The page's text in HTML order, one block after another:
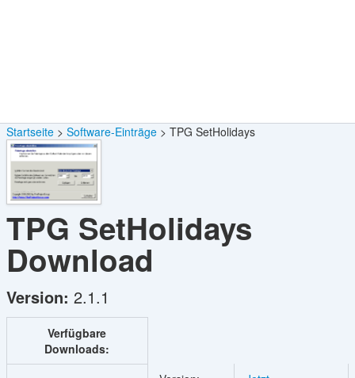
Startseite Software-Einträge TPG SetHolidays
TPG SetHolidays
Download
Version: 2.1.1
Verfügbare
Downloads: